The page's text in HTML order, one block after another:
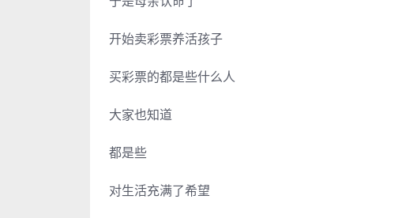
开始卖彩票养活孩子
买彩票的都是些什么人
大家也知道
都是些
对生活充满了希望